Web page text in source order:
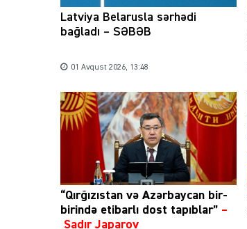
Latviya Belarusla sərhədi
bağladı – SƏBƏB
01 Avqust 2026, 13:48
“Qırğızıstan və Azərbaycan bir-
birində etibarlı dost tapıblar” –
Sadır Japarov